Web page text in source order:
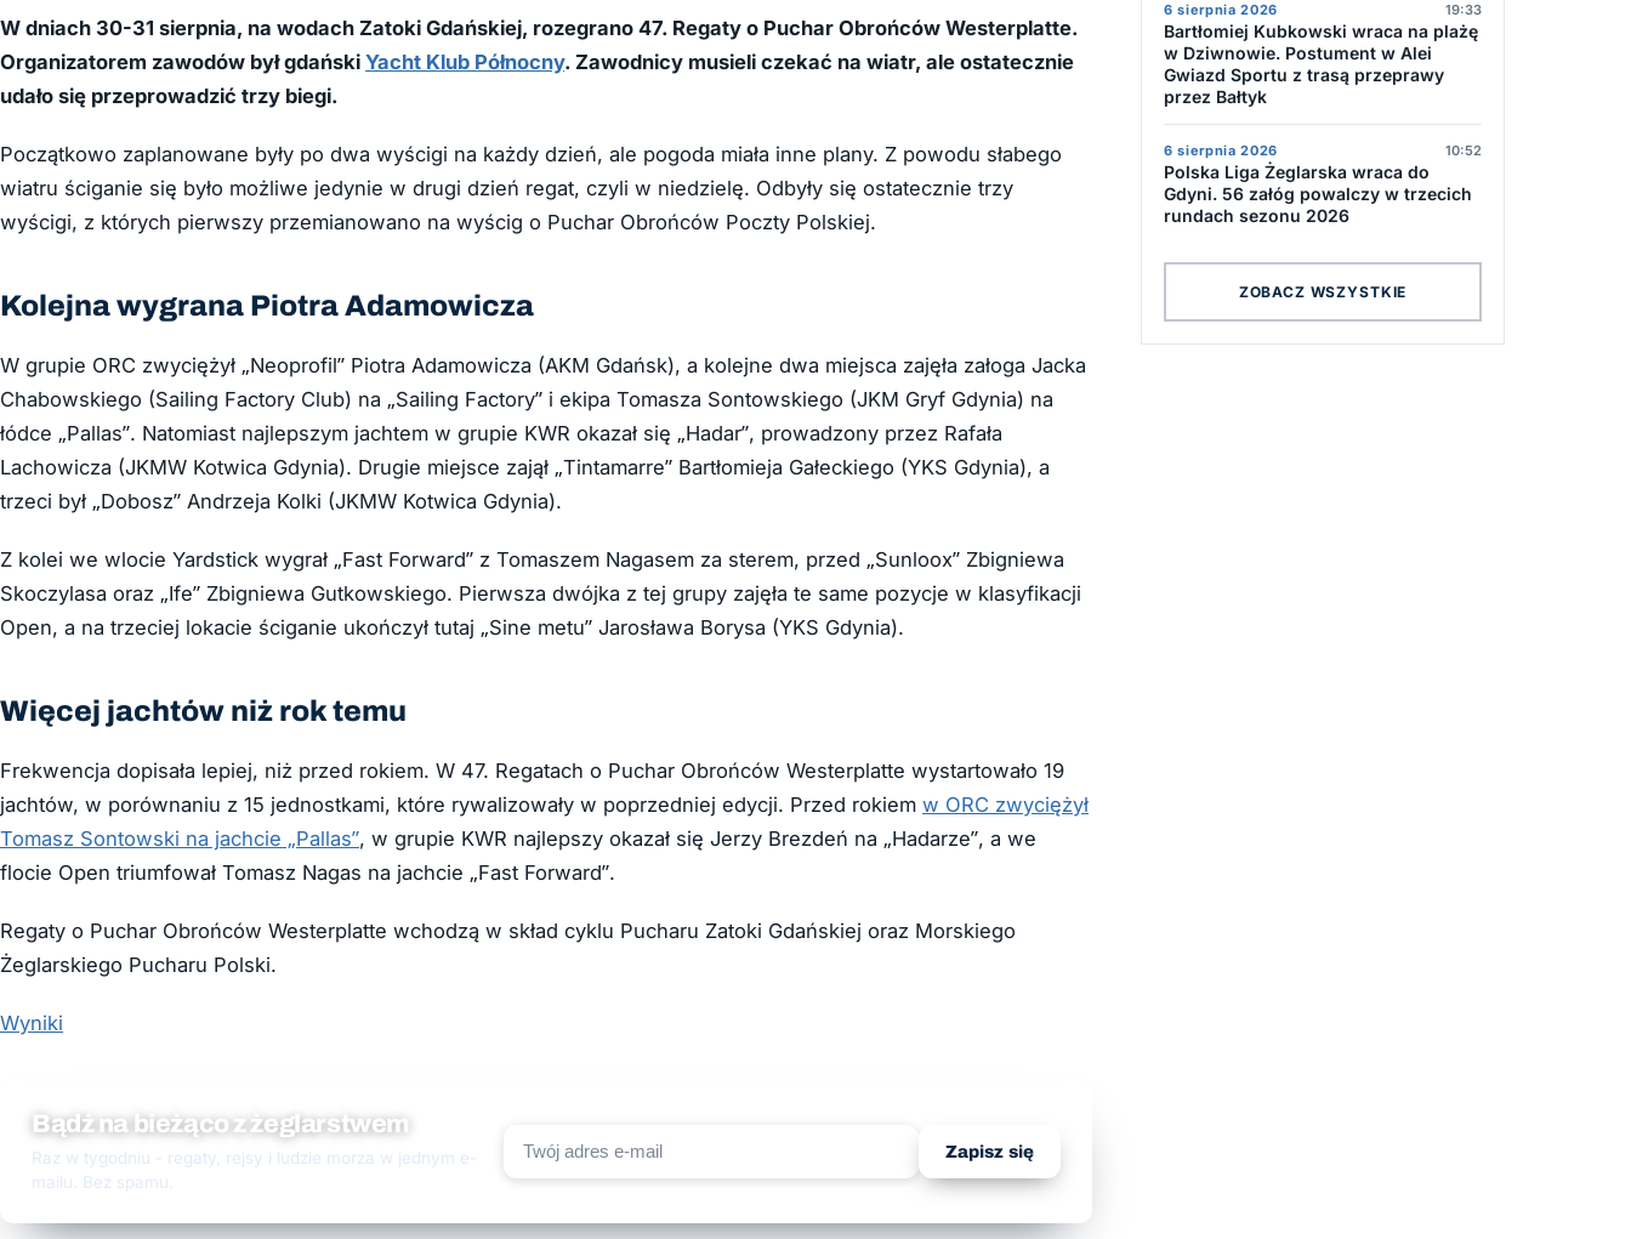
W dniach 30-31 sierpnia, na wodach Zatoki Gdańskiej, rozegrano 47. Regaty o Puchar Obrońców Westerplatte.
Organizatorem zawodów był gdański Yacht Klub Północny. Zawodnicy musieli czekać na wiatr, ale ostatecznie
udało się przeprowadzić trzy biegi.
Początkowo zaplanowane były po dwa wyścigi na każdy dzień, ale pogoda miała inne plany. Z powodu słabego
wiatru ściganie się było możliwe jedynie w drugi dzień regat, czyli w niedzielę. Odbyły się ostatecznie trzy
wyścigi, z których pierwszy przemianowano na wyścig o Puchar Obrońców Poczty Polskiej.
Kolejna wygrana Piotra Adamowicza
W grupie ORC zwyciężył „Neoprofil” Piotra Adamowicza (AKM Gdańsk), a kolejne dwa miejsca zajęła załoga Jacka
Chabowskiego (Sailing Factory Club) na „Sailing Factory” i ekipa Tomasza Sontowskiego (JKM Gryf Gdynia) na
łódce „Pallas”. Natomiast najlepszym jachtem w grupie KWR okazał się „Hadar”, prowadzony przez Rafała
Lachowicza (JKMW Kotwica Gdynia). Drugie miejsce zajął „Tintamarre” Bartłomieja Gałeckiego (YKS Gdynia), a
trzeci był „Dobosz” Andrzeja Kolki (JKMW Kotwica Gdynia).
Z kolei we wlocie Yardstick wygrał „Fast Forward” z Tomaszem Nagasem za sterem, przed „Sunloox” Zbigniewa
Skoczylasa oraz „Ife” Zbigniewa Gutkowskiego. Pierwsza dwójka z tej grupy zajęła te same pozycje w klasyfikacji
Open, a na trzeciej lokacie ściganie ukończył tutaj „Sine metu” Jarosława Borysa (YKS Gdynia).
Więcej jachtów niż rok temu
Frekwencja dopisała lepiej, niż przed rokiem. W 47. Regatach o Puchar Obrońców Westerplatte wystartowało 19
jachtów, w porównaniu z 15 jednostkami, które rywalizowały w poprzedniej edycji. Przed rokiem w ORC zwyciężył
Tomasz Sontowski na jachcie „Pallas”, w grupie KWR najlepszy okazał się Jerzy Brezdeń na „Hadarze”, a we
flocie Open triumfował Tomasz Nagas na jachcie „Fast Forward”.
Regaty o Puchar Obrońców Westerplatte wchodzą w skład cyklu Pucharu Zatoki Gdańskiej oraz Morskiego
Żeglarskiego Pucharu Polski.
Wyniki
Bądź na bieżąco z żeglarstwem
Raz w tygodniu - regaty, rejsy i ludzie morza w jednym e-
mailu. Bez spamu.
Zapisz się
6 sierpnia 2026 19:33
Bartłomiej Kubkowski wraca na plażę
w Dziwnowie. Postument w Alei
Gwiazd Sportu z trasą przeprawy
przez Bałtyk
6 sierpnia 2026 10:52
Polska Liga Żeglarska wraca do
Gdyni. 56 załóg powalczy w trzecich
rundach sezonu 2026
ZOBACZ WSZYSTKIE